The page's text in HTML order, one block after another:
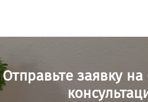
Отправьте заявку